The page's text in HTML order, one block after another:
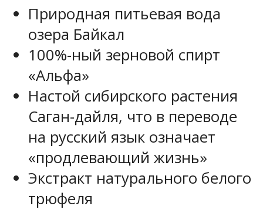
Природная питьевая вода
озера Байкал
100%-ный зерновой спирт
«Альфа»
Настой сибирского растения
Саган-дайля, что в переводе
на русский язык означает
«продлевающий жизнь»
Экстракт натурального белого
трюфеля